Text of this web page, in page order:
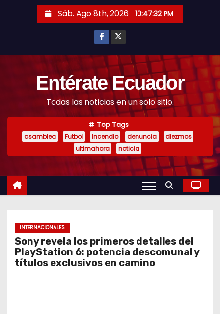
Sáb. Ago 8th, 2026 10:47:33 PM
Entérate Ecuador
Todas las noticias en un solo sitio.
Top Tags
asamblea Futbol Incendio denuncia
diezmos
ultimahora
noticia
INTERNACIONALES
Sony revela los primeros detalles del
PlayStation 6: potencia descomunal y
títulos exclusivos en camino